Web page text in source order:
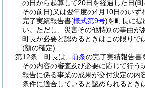
の日から起算して20日を経過した日(
その前日)又は翌年度の4月10日のいず
完了実績報告書(様式第9号)を町長に提
い。 ただし、災害その他特別の事由が
町長が必要と認めるときはこの限りで
(額の確定)
第12条
町長は、 前条の完了実績報告書
その内容の審査及び必要に応じて行う
報告に係る事業の成果が交付決定の内
条件に適合していると認められるとき